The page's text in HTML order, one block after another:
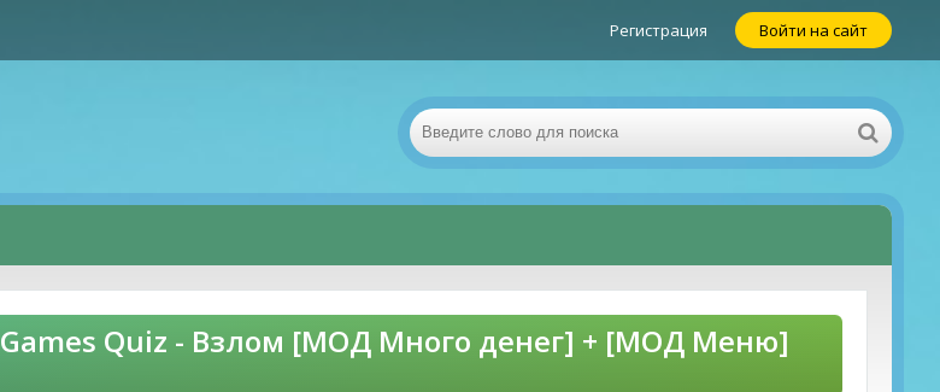
Регистрация Войти на сайт
Games Quiz - Взлом [МОД Много денег] + [МОД Меню]